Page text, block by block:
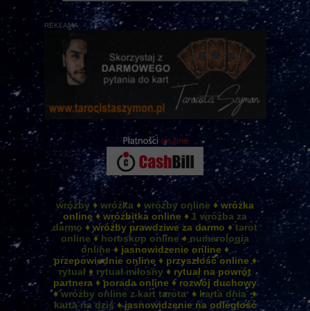
REKLAMA
wróżby ♦ wróżka ♦ wróżby online ♦ wróżka
online ♦ wróżbitka online ♦ 1 wróżba za
darmo ♦ wróżby prawdziwe za darmo ♦tarot
online ♦horoskop online♦ numerologia
online♦ jasnowidzenie online ♦
przepowiednie online ♦ przyszłość online ♦
rytuał ♦ rytuał miłosny ♦ rytuał na powrót
partnera ♦ porada online ♦ rozwój duchowy
♦wróżby online z kart tarota♦ karta dnia♦
karta na dziś♦ jasnowidzenie na odległość